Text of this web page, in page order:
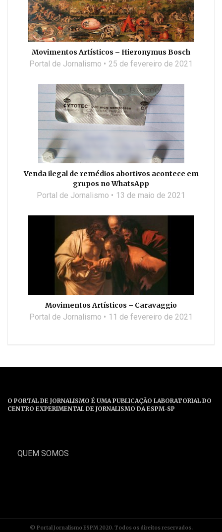
Movimentos Artísticos – Hieronymus Bosch
Portal de Jornalismo 25 de fevereiro de 2021
Venda ilegal de remédios abortivos acontece em
grupos no WhatsApp
Portal de Jornalismo 13 de maio de 2021
Movimentos Artísticos – Caravaggio
Portal de Jornalismo 11 de fevereiro de 2021
O PORTAL DE JORNALISMO É UMA PUBLICAÇÃO LABORATORIAL DO
CENTRO EXPERIMENTAL DE JORNALISMO DA ESPM-SP
QUEM SOMOS
© Portal Jornalismo ESPM 2020. Todos os direitos reservados.